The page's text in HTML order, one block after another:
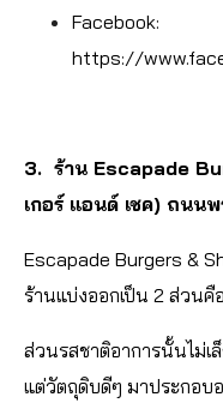
Facebook:
https://
3. ร้าน Escapade
เกอร์ แอนด์ เชค) ถนน
Escapade Burgers &
ร้านแบ่งออกเป็น 2 ส่วน
ส่วนรสชาติอาการนั้นไม่เ
แต่วัตถุดิบดีๆ มาประกอบ